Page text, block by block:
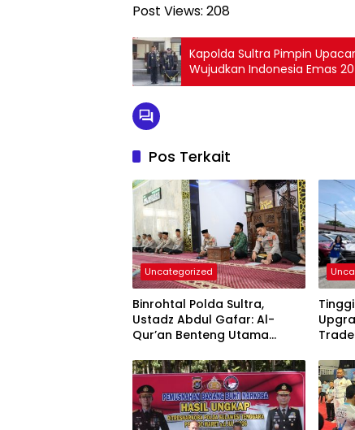
Post Views: 208
Kapolda Sultra Pimpin
Wujudkan Indonesia Emas
Pos Terkait
Uncategorized
Binrohtal Polda Sultra,
Ustadz Abdul Gafar: Al-
Qur’an Benteng Utama
Penyimpangan Sosial